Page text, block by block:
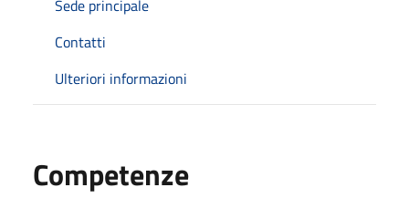
Sede principale
Contatti
Ulteriori informazioni
Competenze